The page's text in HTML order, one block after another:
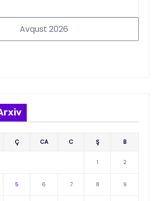
Avqust 2026
Ç CA C Ş B
1 2
5 6 7 8 9